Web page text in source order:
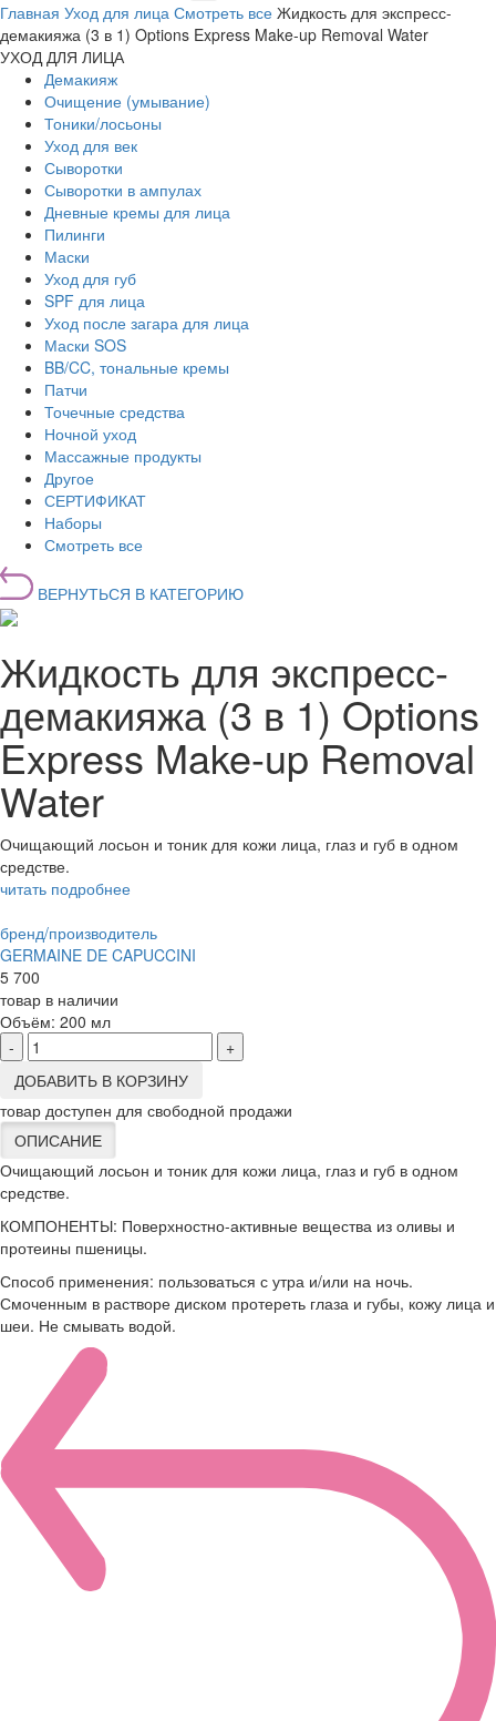
Главная Уход для лица Смотреть все Жидкость для экспресс-
демакияжа (3 в 1) Options Express Make-up Removal Water
УХОД ДЛЯ ЛИЦА
Демакияж
Очищение (умывание)
Тоники/лосьоны
Уход для век
Сыворотки
Сыворотки в ампулах
Дневные кремы для лица
Пилинги
Маски
Уход для губ
SPF для лица
Уход после загара для лица
Маски SOS
BB/CC, тональные кремы
Патчи
Точечные средства
Ночной уход
Массажные продукты
Другое
СЕРТИФИКАТ
Наборы
Смотреть все
ВЕРНУТЬСЯ В КАТЕГОРИЮ
Жидкость для экспресс-
демакияжа (3 в 1) Options
Express Make-up Removal
Water
Очищающий лосьон и тоник для кожи лица, глаз и губ в одном
средстве.
читать подробнее
бренд/производитель
GERMAINE DE CAPUCCINI
5 700
товар в наличии
Объём: 200 мл
-
+
ДОБАВИТЬ В КОРЗИНУ
товар доступен для свободной продажи
ОПИСАНИЕ
Очищающий лосьон и тоник для кожи лица, глаз и губ в одном
средстве.
КОМПОНЕНТЫ: Поверхностно-активные вещества из оливы и
протеины пшеницы.
Способ применения: пользоваться с утра и/или на ночь.
Смоченным в растворе диском протереть глаза и губы, кожу лица и
шеи. Не смывать водой.